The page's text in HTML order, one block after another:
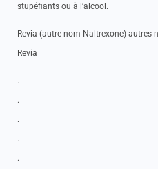
stupéfiants ou à l’alcool.
Revia (autre nom Naltrexone) autres
Revia
.
.
.
.
.